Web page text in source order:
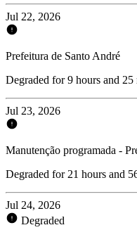
Jul 22, 2026
Prefeitura de Santo André
Degraded for 9 hours and 25
Jul 23, 2026
Manutenção programada -
Degraded for 21 hours and
Jul 24, 2026
Degraded